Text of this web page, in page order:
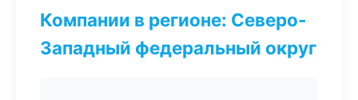
Компании в регионе: Северо-
Западный федеральный округ